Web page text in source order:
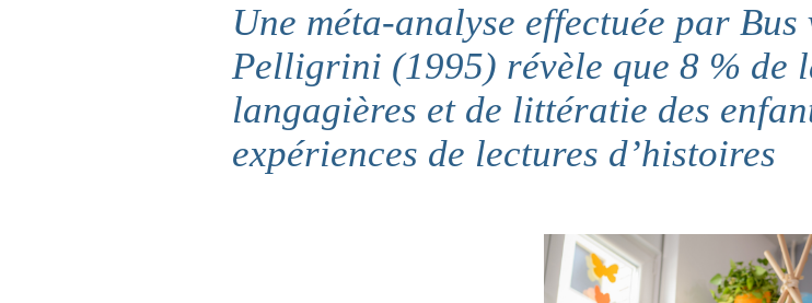
Une méta-analyse effectuée par
Pelligrini (1995) révèle que 8 % de
langagières et de littératie des
expériences de lectures d’histoires